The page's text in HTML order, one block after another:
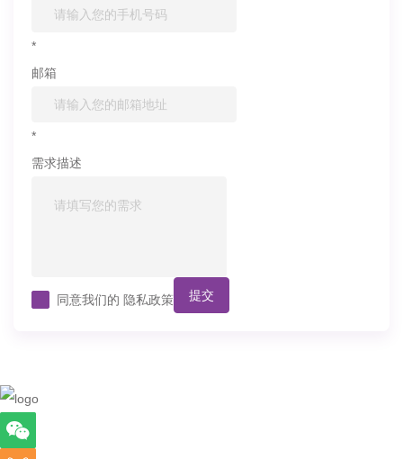
*
邮箱
*
需求描述
同意我们的 隐私政策 提交